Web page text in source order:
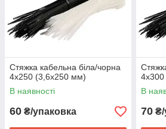
Стяжка кабельна біла/чорна
4х250 (3,6х250 мм)
В наявності
60 ₴/упаковка
В
70 ₴/